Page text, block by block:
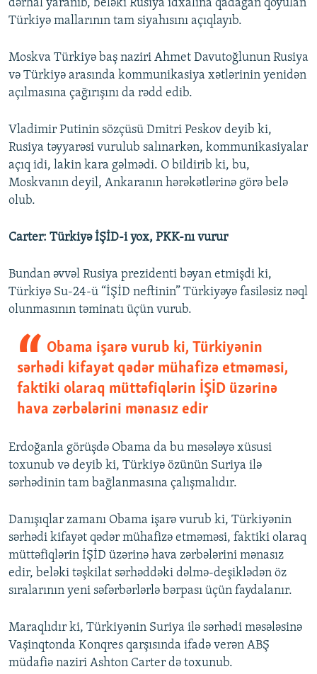
dərhal yaranıb, beləki Rusiya idxalına qadağan qoyulan
Türkiyə mallarının tam siyahısını açıqlayıb.
Moskva Türkiyə baş naziri Ahmet Davutoğlunun Rusiya
və Türkiyə arasında kommunikasiya xətlərinin yenidən
açılmasına çağırışını da rədd edib.
Vladimir Putinin sözçüsü Dmitri Peskov deyib ki,
Rusiya təyyarəsi vurulub salınarkən, kommunikasiyalar
açıq idi, lakin kara gəlmədi. O bildirib ki, bu,
Moskvanın deyil, Ankaranın hərəkətlərinə görə belə
olub.
Carter: Türkiyə İŞİD-i yox, PKK-nı vurur
Bundan əvvəl Rusiya prezidenti bəyan etmişdi ki,
Türkiyə Su-24-ü “İŞİD neftinin” Türkiyəyə fasiləsiz nəql
olunmasının təminatı üçün vurub.
Obama işarə vurub ki, Türkiyənin
sərhədi kifayət qədər mühafizə etməməsi,
faktiki olaraq müttəfiqlərin İŞİD üzərinə
hava zərbələrini mənasız edir
Erdoğanla görüşdə Obama da bu məsələyə xüsusi
toxunub və deyib ki, Türkiyə özünün Suriya ilə
sərhədinin tam bağlanmasına çalışmalıdır.
Danışıqlar zamanı Obama işarə vurub ki, Türkiyənin
sərhədi kifayət qədər mühafizə etməməsi, faktiki olaraq
müttəfiqlərin İŞİD üzərinə hava zərbələrini mənasız
edir, beləki təşkilat sərhəddəki dəlmə-deşiklədən öz
sıralarının yeni səfərbərlərlə bərpası üçün faydalanır.
Maraqlıdır ki, Türkiyənin Suriya ilə sərhədi məsələsinə
Vaşinqtonda Konqres qarşısında ifadə verən ABŞ
müdafiə naziri Ashton Carter də toxunub.